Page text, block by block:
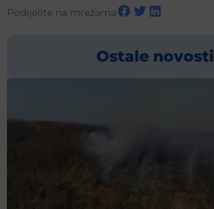
Podijelite na mrežama
Ostale novosti